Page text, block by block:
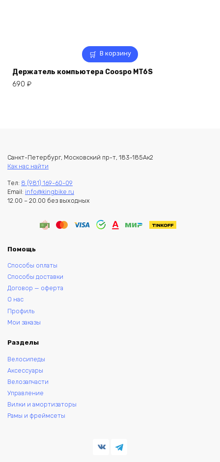
В корзину
Держатель компьютера Coospo MT6S
690 ₽
Санкт-Петербург, Московский пр-т, 183-185Ак2
Как нас найти
Тел: 8 (981) 169-60-09
Email: info@kingbike.ru
12.00 – 20.00 без выходных
Помощь
Способы оплаты
Способы доставки
Договор — оферта
О нас
Профиль
Мои заказы
Разделы
Велосипеды
Аксессуары
Велозапчасти
Управление
Вилки и амортизаторы
Рамы и фреймсеты